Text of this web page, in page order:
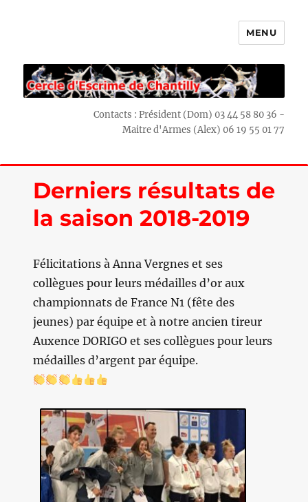
MENU
Contacts : Président (Dom) 03 44 58 80 36 -
Maitre d'Armes (Alex) 06 19 55 01 77
Derniers résultats de
la saison 2018-2019
Félicitations à Anna Vergnes et ses
collègues pour leurs médailles d’or aux
championnats de France N1 (fête des
jeunes) par équipe et à notre ancien tireur
Auxence DORIGO et ses collègues pour leurs
médailles d’argent par équipe.